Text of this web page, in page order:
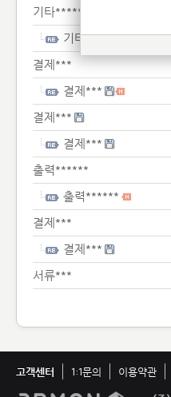
기타**************
기타**************
결제***
결제***
결제***
결제***
출력******
출력******
결제***
결제***
서류***
고객센터 1:1문의 이용약관